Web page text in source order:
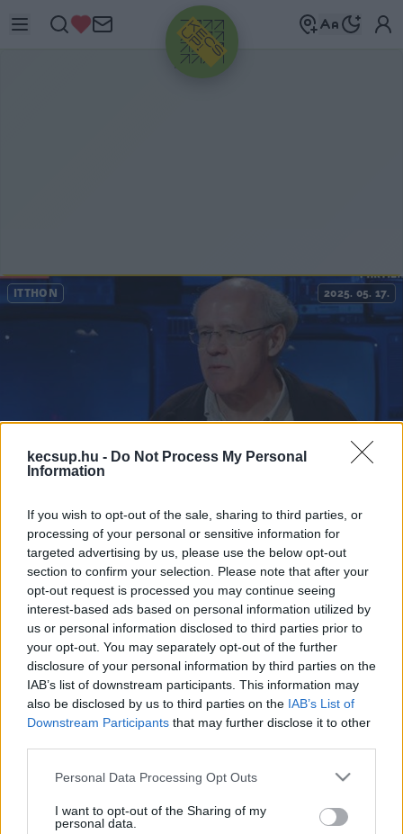
kecsup.hu - Do Not Process My Personal
Information
If you wish to opt-out of the sale, sharing to third parties, or
processing of your personal or sensitive information for
targeted advertising by us, please use the below opt-out
section to confirm your selection. Please note that after your
opt-out request is processed you may continue seeing
interest-based ads based on personal information utilized by
us or personal information disclosed to third parties prior to
your opt-out. You may separately opt-out of the further
disclosure of your personal information by third parties on the
IAB’s list of downstream participants. This information may
also be disclosed by us to third parties on the IAB’s List of
Downstream Participants that may further disclose it to other
Please note that this website/app uses one or more Google
not limited to your visit or usage behaviour. You may click to
grant or deny consent to Google and its third-party tags to
Personal Data Processing Opt Outs
I want to opt-out of the Sharing of my
personal data.
HIRDETÉS
ITTHON 2025. 05. 17.
Tölgyessy Péter: A Fideszben leépült a
visszacsatolás
L Lapszemle
perc
Tölgyessy Péter jogász-politológus szerint „a
Fideszben leépült a visszacsatolás, megjelentek a
rendkívül zivataros”, ami tovább nehezíti a